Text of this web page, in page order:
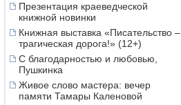
Презентация краеведческой
книжной новинки
Книжная выставка «Писательство –
трагическая дорога!» (12+)
С благодарностью и любовью,
Пушкинка
Живое слово мастера: вечер
памяти Тамары Каленовой